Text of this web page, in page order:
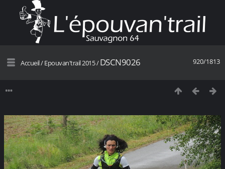
920/1813
Accueil/Epouvan'trail 2015/DSCN9026